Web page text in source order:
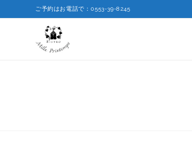
ご予約はお電話で：0553-39-8245